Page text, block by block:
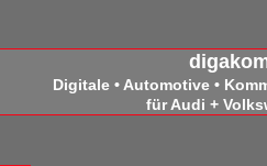
Digitale • Automotive •
für Audi +